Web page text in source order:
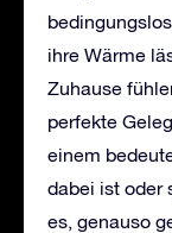
ihre Wärme
Zuhause
perfekte
einem
dabei ist oder
es, genauso